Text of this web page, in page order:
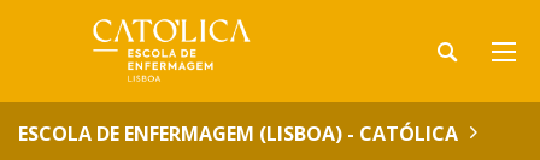
ESCOLA DE ENFERMAGEM (LISBOA) - CATÓLICA